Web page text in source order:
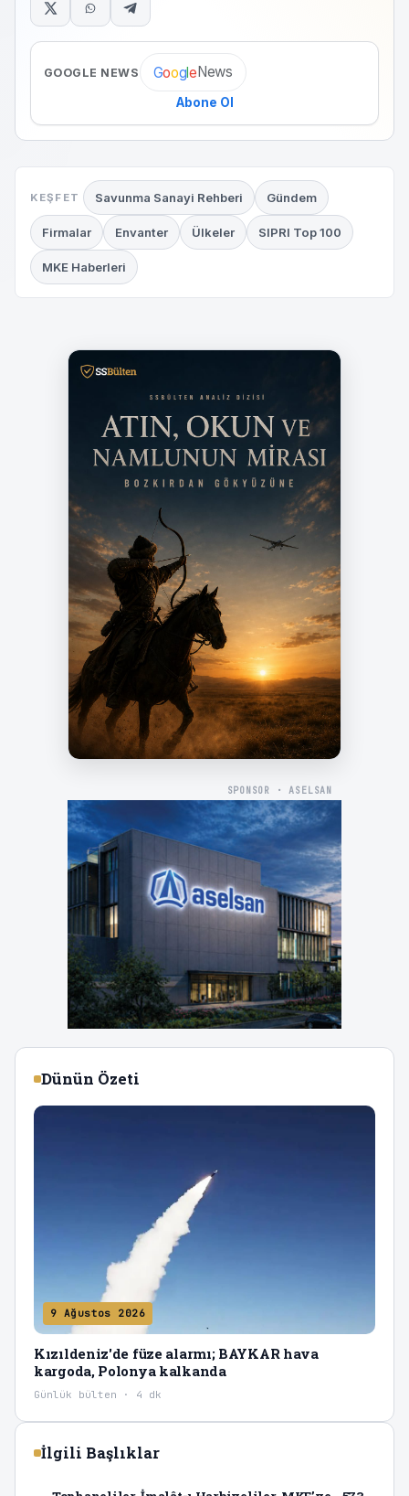
GOOGLE NEWS Google News
Abone Ol
KEŞFET Savunma Sanayi Rehberi Gündem
Firmalar Envanter Ülkeler SIPRI Top 100
MKE Haberleri
SPONSOR · ASELSAN
Dünün Özeti
9 Ağustos 2026
Kızıldeniz'de füze alarmı; BAYKAR hava
kargoda, Polonya kalkanda
Günlük bülten · 4 dk
İlgili Başlıklar